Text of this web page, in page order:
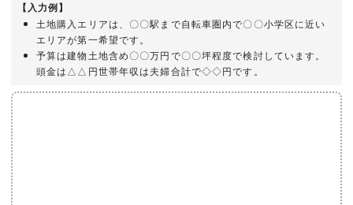
【入力例】
土地購入エリアは、〇〇駅まで自転車圏内で〇〇小学区に近い
エリアが第一希望です。
予算は建物土地含め〇〇万円で〇〇坪程度で検討しています。
頭金は△△円世帯年収は夫婦合計で◇◇円です。